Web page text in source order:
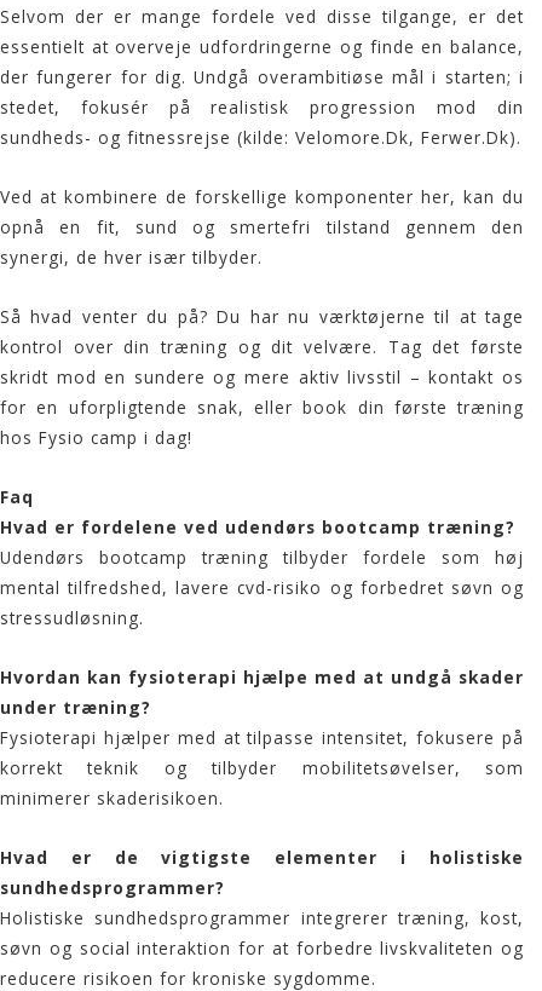
Selvom der er mange fordele ved disse tilgange, er det
essentielt at overveje udfordringerne og finde en balance,
der fungerer for dig. Undgå overambitiøse mål i starten; i
stedet, fokusér på realistisk progression mod din
sundheds- og fitnessrejse (kilde: Velomore.Dk, Ferwer.Dk).
Ved at kombinere de forskellige komponenter her, kan du
opnå en fit, sund og smertefri tilstand gennem den
synergi, de hver især tilbyder.
Så hvad venter du på? Du har nu værktøjerne til at tage
kontrol over din træning og dit velvære. Tag det første
skridt mod en sundere og mere aktiv livsstil – kontakt os
for en uforpligtende snak, eller book din første træning
hos Fysio camp i dag!
Faq
Hvad er fordelene ved udendørs bootcamp træning?
Udendørs bootcamp træning tilbyder fordele som høj
mental tilfredshed, lavere cvd-risiko og forbedret søvn og
stressudløsning.
Hvordan kan fysioterapi hjælpe med at undgå skader
under træning?
Fysioterapi hjælper med at tilpasse intensitet, fokusere på
korrekt teknik og tilbyder mobilitetsøvelser, som
minimerer skaderisikoen.
Hvad er de vigtigste elementer i holistiske
sundhedsprogrammer?
Holistiske sundhedsprogrammer integrerer træning, kost,
søvn og social interaktion for at forbedre livskvaliteten og
reducere risikoen for kroniske sygdomme.